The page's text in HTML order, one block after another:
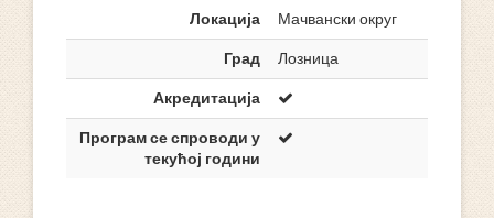
Локација
Мачвански округ
Град
Лозница
Акредитација
Програм се спроводи у
текућој години